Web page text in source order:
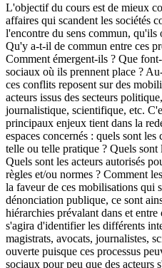
L'objectif du cours est de mieux
affaires qui scandent les sociétés
l'encontre du sens commun, qu'ils
Qu'y a-t-il de commun entre ces
Comment émergent-ils ? Que
sociaux où ils prennent place ?
ces conflits reposent sur des
acteurs issus des secteurs
journalistique, scientifique, etc.
principaux enjeux tient dans la
espaces concernés : quels sont
telle ou telle pratique ? Quels
Quels sont les acteurs autorisés
règles et/ou normes ? Comment
la faveur de ces mobilisations qui
dénonciation publique, ce sont
hiérarchies prévalant dans et
s'agira d'identifier les différents
magistrats, avocats, journalistes,
ouverte puisque ces processus
sociaux pour peu que des acteurs